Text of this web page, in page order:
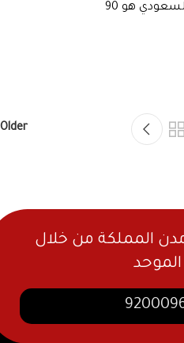
هو 90
Older
المملكة من خلال
الموحد